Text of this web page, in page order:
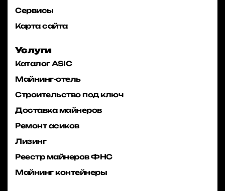
Сервисы
Карта сайта
Услуги
Каталог ASIC
Майнинг-отель
Строительство под ключ
Доставка майнеров
Ремонт асиков
Лизинг
Реестр майнеров ФНС
Майнинг контейнеры